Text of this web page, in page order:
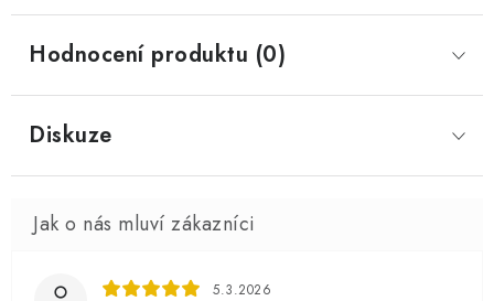
Hodnocení produktu (0)
Diskuze
5.3.2026